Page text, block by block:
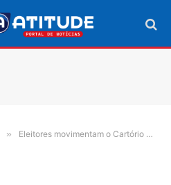
» Eleitores movimentam o Cartório de Palmas durante o feriado